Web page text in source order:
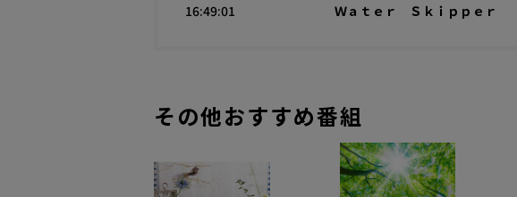
16:49:01 Ｗａｔｅｒ Ｓｋｉｐｐｅｒ
その他おすすめ番組